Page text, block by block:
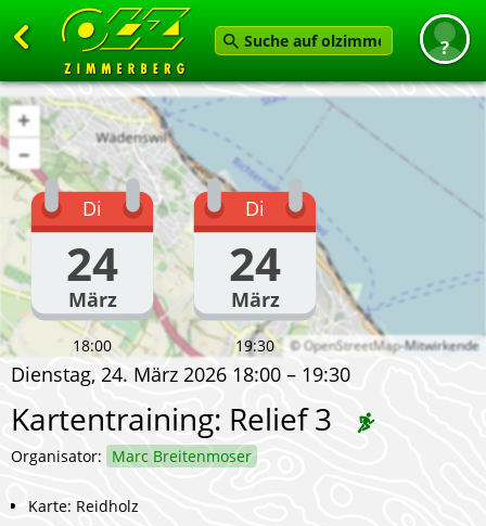
Zurück
Startseite
News
Termine
Angebot
Karten
Service
Verein
Feedback geben
+
–
©OpenStreetMap-Mitwirkende
Di
24
März
18:00
Di
24
März
19:30
Dienstag, 24. März 2026 18:00 – 19:30
Kartentraining: Relief 3
Organisator: Marc Breitenmoser
Karte: Reidholz